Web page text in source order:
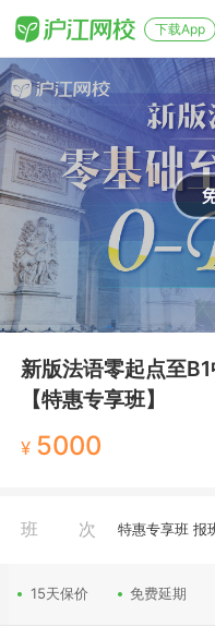
下载App
新版法语零起点至B1
【特惠专享班】
¥ 5000
班次 特惠专享班 报
15天保价 免费延期